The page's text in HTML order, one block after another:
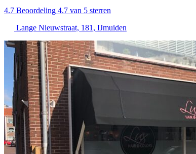
4.7 Beoordeling 4.7 van 5 sterren
Lange Nieuwstraat, 181, IJmuiden